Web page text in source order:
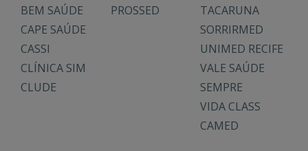
BEM SAÚDE
CAPE SAÚDE
CASSI
CLÍNICA SIM
CLUDE
PROSSED
TACARUNA
SORRIRMED
UNIMED RECIFE
VALE SAÚDE
SEMPRE
VIDA CLASS
CAMED